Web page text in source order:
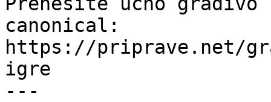
canonical:
https://priprave.net/
igre
---